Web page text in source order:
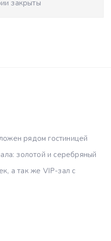
закрыты
рядом гостиницей
золотой и серебряный
а так же VIP-зал с